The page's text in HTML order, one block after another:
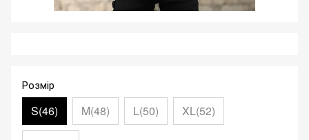
Розмір
S(46) M(48) L(50) XL(52)